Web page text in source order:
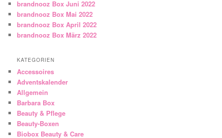
brandnooz Box Juni 2022
brandnooz Box Mai 2022
brandnooz Box April 2022
brandnooz Box März 2022
KATEGORIEN
Accessoires
Adventskalender
Allgemein
Barbara Box
Beauty & Pflege
Beauty-Boxen
Biobox Beauty & Care